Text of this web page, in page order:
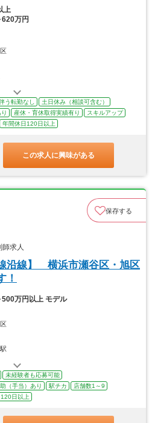
上
620万円
う転勤なし
土日休み（相談可含む）
産休・育休取得実績有り
スキルアップ
年間休日120日以上
この求人に興味がある
保存する
求人
沿線】 横浜市瀬谷区・旭区
！
500万円以上 モデル
未経験者も応募可能
（手当）あり 駅チカ
店舗数1～9
日以上